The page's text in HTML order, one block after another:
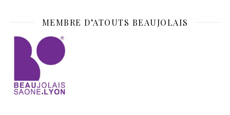
MEMBRE D’ATOUTS BEAUJOLAIS